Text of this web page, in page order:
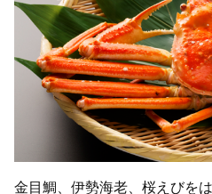
金目鯛、伊勢海老、桜えびを